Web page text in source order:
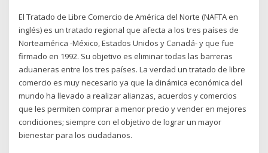
El Tratado de Libre Comercio de América del Norte (NAFTA en
inglés) es un tratado regional que afecta a los tres países de
Norteamérica -México, Estados Unidos y Canadá- y que fue
firmado en 1992. Su objetivo es eliminar todas las barreras
aduaneras entre los tres países. La verdad un tratado de libre
comercio es muy necesario ya que la dinámica económica del
mundo ha llevado a realizar alianzas, acuerdos y comercios
que les permiten comprar a menor precio y vender en mejores
condiciones; siempre con el objetivo de lograr un mayor
bienestar para los ciudadanos.